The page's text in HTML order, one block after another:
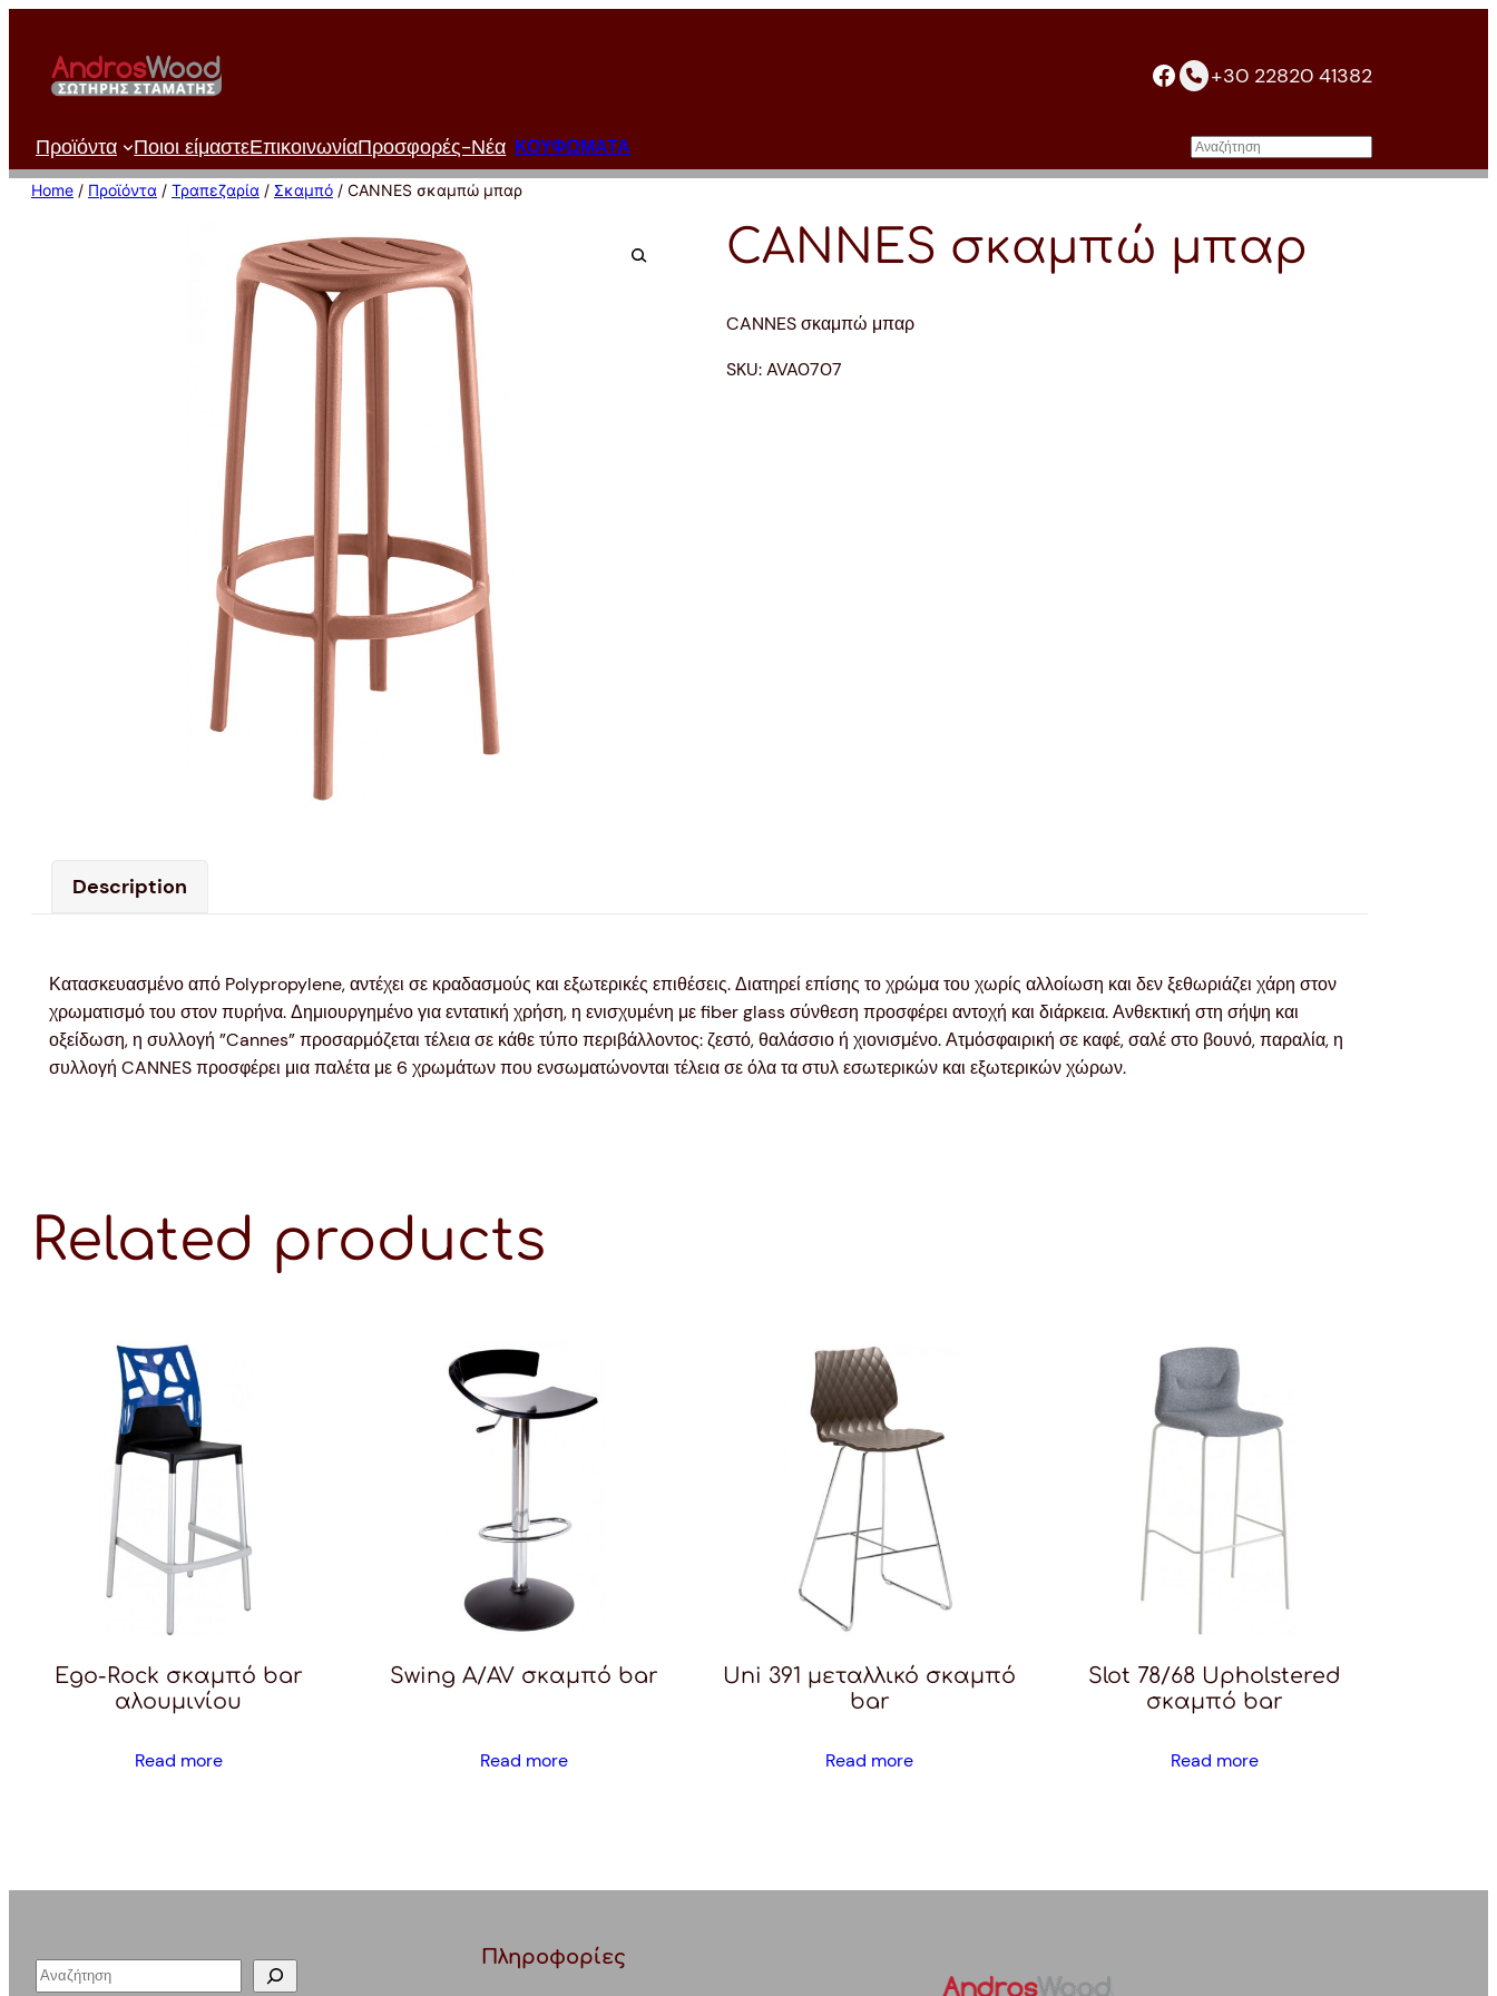
περιεχόμενο
facebook+30 22820 41382
Προϊόντα Ποιοι είμαστεΕπικοινωνίαΠροσφορές-Νέα ΚΟΥΦΩΜΑΤΑ Αναζήτηση
Home / Προϊόντα / Τραπεζαρία / Σκαμπό / CANNES σκαμπώ μπαρ
CANNES σκαμπώ μπαρ
CANNES σκαμπώ μπαρ
SKU:AVA0707
Description
Κατασκευασμένο από Polypropylene, αντέχει σε κραδασμούς και εξωτερικές επιθέσεις. Διατηρεί επίσης το χρώμα του χωρίς αλλοίωση και δεν ξεθωριάζει χάρη στον
χρωματισμό του στον πυρήνα. Δημιουργημένο για εντατική χρήση, η ενισχυμένη με fiber glass σύνθεση προσφέρει αντοχή και διάρκεια. Ανθεκτική στη σήψη και
οξείδωση, η συλλογή ”Cannes” προσαρμόζεται τέλεια σε κάθε τύπο περιβάλλοντος: ζεστό, θαλάσσιο ή χιονισμένο. Ατμόσφαιρική σε καφέ, σαλέ στο βουνό, παραλία, η
συλλογή CANNES προσφέρει μια παλέτα με 6 χρωμάτων που ενσωματώνονται τέλεια σε όλα τα στυλ εσωτερικών και εξωτερικών χώρων.
Related products
Ego-Rock σκαμπό bar
αλουμινίου
Read more
Swing A/AV σκαμπό bar
Read more
Uni 391 μεταλλικό σκαμπό
bar
Read more
Slot 78/68 Upholstered
σκαμπό bar
Read more
S
Πληροφορίες